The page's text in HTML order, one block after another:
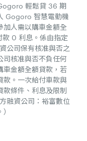
輕鬆貸 36 期
Gogoro 智慧電動機
加人需以購車金額全
0 利息。係由指定
公司保有核准與否之
核准與否不負任何
車金額全額貸款，若
款。一次給付車款與
款條件、利息及限制
融資公司：裕富數位